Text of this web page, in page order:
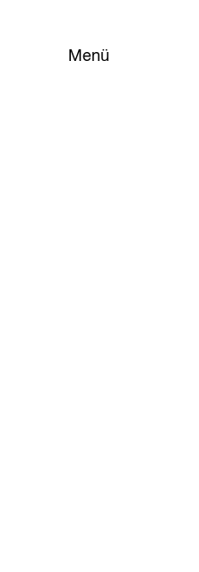
Menü